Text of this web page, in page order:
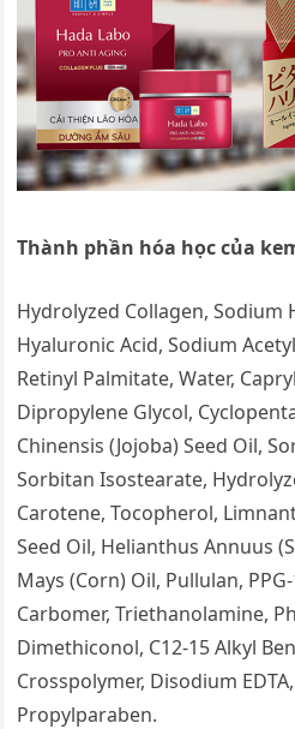
Thành phần hóa học của
Hydrolyzed Collagen, Sodium
Hyaluronic Acid, Sodium
Retinyl Palmitate, Water,
Dipropylene Glycol,
Chinensis (Jojoba) Seed Oil,
Sorbitan Isostearate,
Carotene, Tocopherol,
Seed Oil, Helianthus Annuus
Mays (Corn) Oil, Pullulan,
Carbomer, Triethanolamine,
Dimethiconol, C12-15 Alkyl
Crosspolymer, Disodium
Propylparaben.